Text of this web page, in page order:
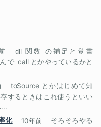
dll 関数 の補足と覚書
で .call とかやっているかと
toSource とかはじめて知
するときはこれ使うといい
化
10年前
そろそろやる